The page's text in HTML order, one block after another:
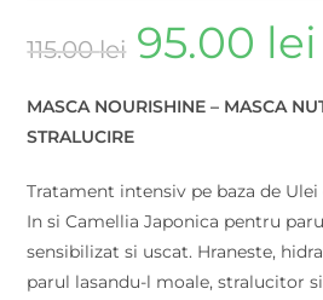
115.00lei 95.00 lei
MASCA NOURISHINE – MASCA
STRALUCIRE
Tratament intensiv pe baza de
In si Camellia Japonica pentru
sensibilizat si uscat. Hraneste,
parul lasandu-l moale, stralucitor